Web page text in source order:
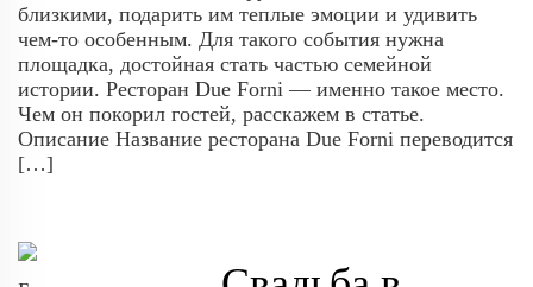
близкими, подарить им теплые эмоции и удивить
чем-то особенным. Для такого события нужна
площадка, достойная стать частью семейной
истории. Ресторан Due Forni — именно такое место.
Чем он покорил гостей, расскажем в статье.
Описание Название ресторана Due Forni переводится
[…]